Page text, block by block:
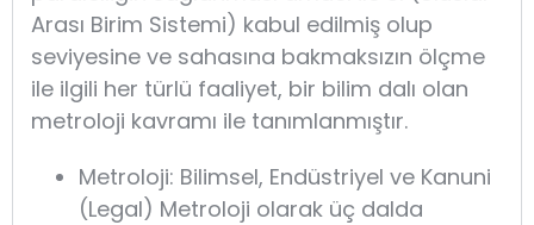
Arası Birim Sistemi) kabul edilmiş olup
seviyesine ve sahasına bakmaksızın ölçme
ile ilgili her türlü faaliyet, bir bilim dalı olan
metroloji kavramı ile tanımlanmıştır.
Metroloji: Bilimsel, Endüstriyel ve Kanuni
(Legal) Metroloji olarak üç dalda